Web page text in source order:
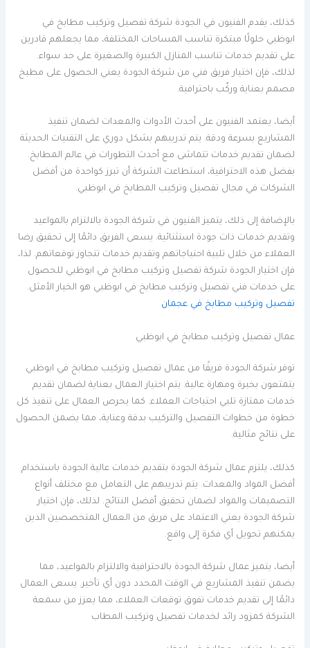
كذلك، يقدم الفنيون في الجودة شركة تفصيل وتركيب مطابخ في
ابوظبي حلولًا مبتكرة تناسب المساحات المختلفة، مما يجعلهم قادرين
على تقديم خدمات تناسب المنازل الكبيرة والصغيرة على حد سواء.
لذلك، فإن اختيار فريق فني من شركة الجودة يعني الحصول على مطبخ
مصمم بعناية وركّب باحترافية.
أيضا، يعتمد الفنيون على أحدث الأدوات والمعدات لضمان تنفيذ
المشاريع بسرعة ودقة. يتم تدريبهم بشكل دوري على التقنيات الحديثة
لضمان تقديم خدمات تتماشى مع أحدث التطورات في عالم المطابخ.
بفضل هذه الاحترافية، استطاعت الشركة أن تبرز كواحدة من أفضل
الشركات في مجال تفصيل وتركيب المطابخ في ابوظبي.
بالإضافة إلى ذلك، يتميز الفنيون في شركة الجودة بالالتزام بالمواعيد
وتقديم خدمات ذات جودة استثنائية. يسعى الفريق دائمًا إلى تحقيق رضا
العملاء من خلال تلبية احتياجاتهم وتقديم خدمات تتجاوز توقعاتهم. لذا،
فإن اختيار الجودة شركة تفصيل وتركيب مطابخ في ابوظبي للحصول
على خدمات فني تفصيل وتركيب مطابخ في ابوظبي هو الخيار الأمثل.
تفصيل وتركيب مطابخ في عجمان
عمال تفصيل وتركيب مطابخ في ابوظبي
توفر شركة الجودة فريقًا من عمال تفصيل وتركيب مطابخ في ابوظبي
يتمتعون بخبرة ومهارة عالية. يتم اختيار العمال بعناية لضمان تقديم
خدمات ممتازة تلبي احتياجات العملاء. كما يحرص العمال على تنفيذ كل
خطوة من خطوات التفصيل والتركيب بدقة وعناية، مما يضمن الحصول
على نتائج مثالية.
كذلك، يلتزم عمال شركة الجودة بتقديم خدمات عالية الجودة باستخدام
أفضل المواد والمعدات. يتم تدريبهم على التعامل مع مختلف أنواع
التصميمات والمواد لضمان تحقيق أفضل النتائج. لذلك، فإن اختيار
شركة الجودة يعني الاعتماد على فريق من العمال المتخصصين الذين
يمكنهم تحويل أي فكرة إلى واقع.
أيضا، يتميز عمال شركة الجودة بالاحترافية والالتزام بالمواعيد، مما
يضمن تنفيذ المشاريع في الوقت المحدد دون أي تأخير. يسعى العمال
دائمًا إلى تقديم خدمات تفوق توقعات العملاء، مما يعزز من سمعة
الشركة كمزود رائد لخدمات تفصيل وتركيب المطاب